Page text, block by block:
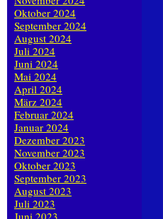
Oktober 2024
September 2024
August 2024
Juli 2024
Juni 2024
Mai 2024
April 2024
März 2024
Februar 2024
Januar 2024
Dezember 2023
November 2023
Oktober 2023
September 2023
August 2023
Juli 2023
Juni 2023